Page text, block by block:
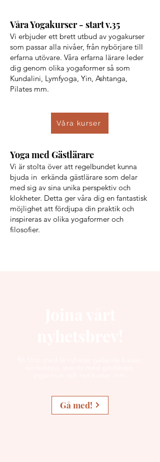
Våra Yogakurser - start v.35
Vi erbjuder ett brett utbud av yogakurser
som passar alla nivåer, från nybörjare till
erfarna utövare. Våra erfarna lärare leder
dig genom olika yogaformer så som
Kundalini, Lymfyoga, Yin, Ashtanga,
Pilates mm.
Yoga med Gästlärare
Vi är stolta över att regelbundet kunna
bjuda in erkända gästlärare som delar
med sig av sina unika perspektiv och
klokheter. Detta ger våra dig en fantastisk
möjlighet att fördjupa din praktik och
inspireras av olika yogaformer och
filosofier.
Våra kurser
Gå med!